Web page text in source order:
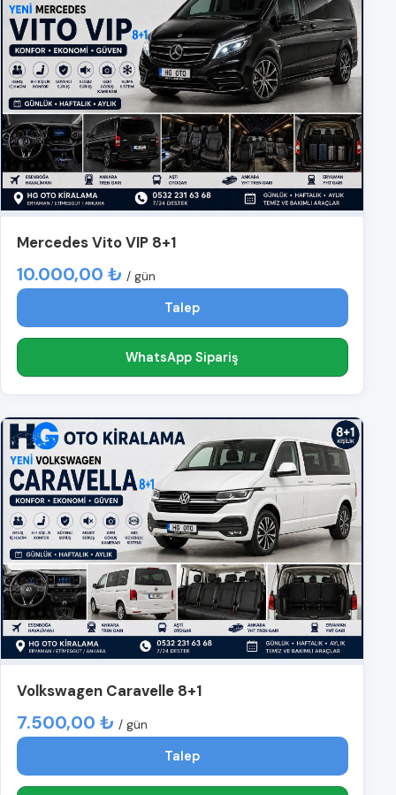
Mercedes Vito VIP 8+1
10.000,00 ₺ / gün
Talep
WhatsApp Sipariş
Volkswagen Caravelle 8+1
7.500,00 ₺ / gün
Talep